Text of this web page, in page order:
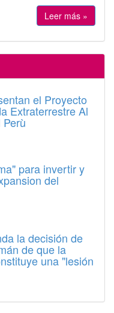
Leer más »
el Proyecto
Extraterrestre Al
para invertir y
del
la decisión de
de que la
una "lesión